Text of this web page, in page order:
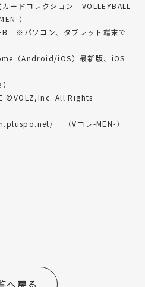
ードコレクション VOLLEYBALL
）
※パソコン、タブレット端末で
（Android/iOS）最新版、iOS
©VOLZ,Inc. All Rights
（Vコレ-MEN-）